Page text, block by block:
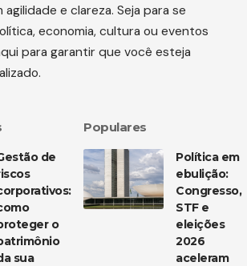
e clareza. Seja para se
economia, cultura ou eventos
para garantir que você esteja
de
o
sua
Populares
Política em
ebulição:
Congresso,
STF e
eleições
2026
aceleram